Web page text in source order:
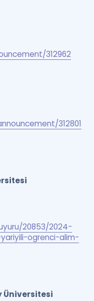
312962
312801
20853/2024-
ogrenci-alim-
Üniversitesi